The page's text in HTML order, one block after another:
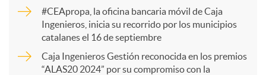
r
t
#CEApropa, la oficina bancaria móvil de Caja
Ingenieros, inicia su recorrido por los municipios
catalanes el 16 de septiembre
Caja Ingenieros Gestión reconocida en los premios
“ALAS20 2024” por su compromiso con la